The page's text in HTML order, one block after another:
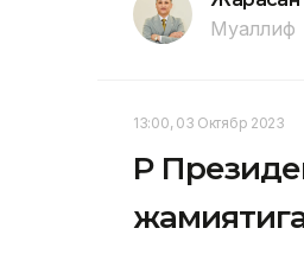
Муаллиф
13:00, 03 Октябр 2023
ҚР